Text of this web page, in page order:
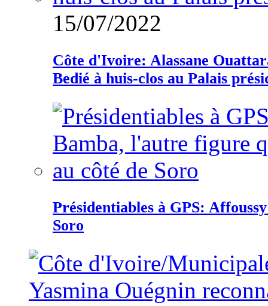
15/07/2022
Côte d'Ivoire: Alassane
Bedié à huis-clos au Palais
Présidentiables à GPS:
Soro